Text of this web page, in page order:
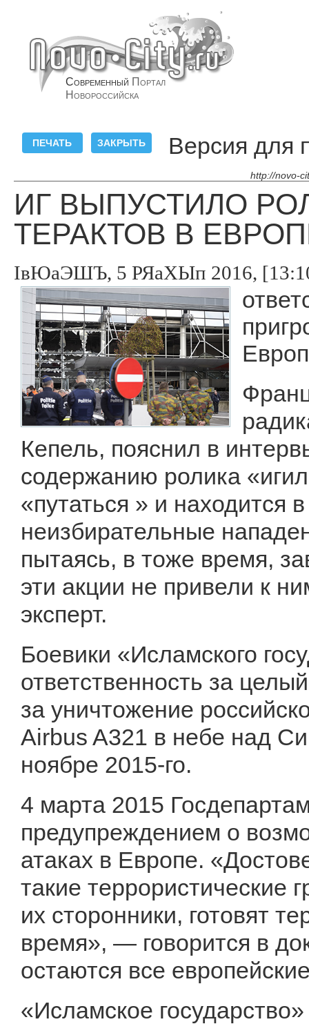
Современный Портал
Новороссийска
Версия для
http://novo-
ИГ ВЫПУСТИЛО
ТЕРАКТОВ В
ІвЮаЭШЪ, 5 РЯаХЫп 2016,
Кепель, пояснил в
содержанию ролика
«путаться » и находится
неизбирательные
пытаясь, в тоже время,
эти акции не привели к
эксперт.
Боевики «Исламского
ответственность за
за уничтожение
Airbus A321 в небе над
ноябре 2015-го.
4 марта 2015
предупреждением о
атаках в Европе.
такие террористические
их сторонники, готовят
время», — говорится в
остаются все
«Исламское